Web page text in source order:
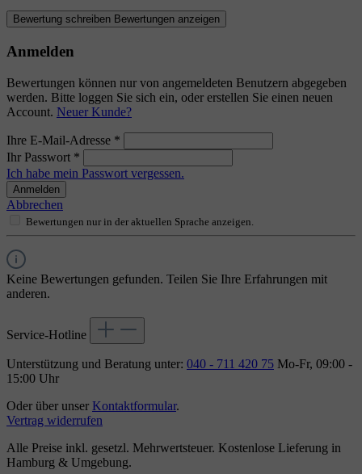
Bewertung schreiben Bewertungen anzeigen
Anmelden
Bewertungen können nur von angemeldeten Benutzern abgegeben
werden. Bitte loggen Sie sich ein, oder erstellen Sie einen neuen
Account. Neuer Kunde?
Ihre E-Mail-Adresse *
Ihr Passwort *
Ich habe mein Passwort vergessen.
Anmelden
Abbrechen
Bewertungen nur in der aktuellen Sprache anzeigen.
Keine Bewertungen gefunden. Teilen Sie Ihre Erfahrungen mit
anderen.
Service-Hotline
Unterstützung und Beratung unter: 040 - 711 420 75 Mo-Fr, 09:00 -
15:00 Uhr
Oder über unser Kontaktformular.
Vertrag widerrufen
Alle Preise inkl. gesetzl. Mehrwertsteuer. Kostenlose Lieferung in
Hamburg & Umgebung.